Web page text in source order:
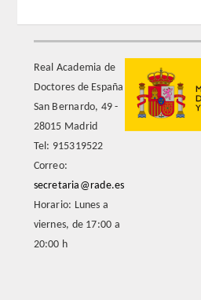
Real Academia de
Doctores de España
San Bernardo, 49 -
28015 Madrid
Tel: 915319522
Correo:
secretaria@rade.es
Horario: Lunes a
viernes, de 17:00 a
20:00 h